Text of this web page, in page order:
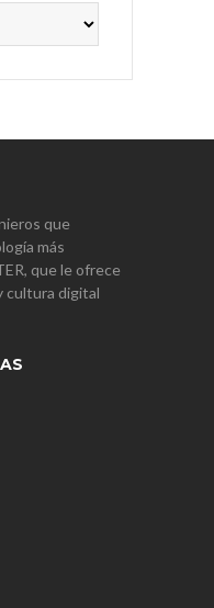
que
más
que le ofrece
cultura digital